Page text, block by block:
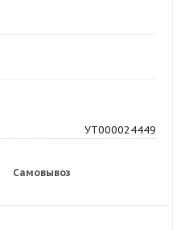
УТ000024449
Самовывоз